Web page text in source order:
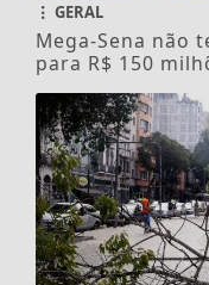
GERAL
Mega-Sena não
para R$ 150